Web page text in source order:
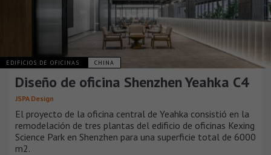
EDIFICIOS DE OFICINAS CHINA
Diseño de oficina Shenzhen Yeahka C4
JSPA Design
El proyecto de la oficina central de Yeahka consistió en la
remodelación de tres plantas del edificio de oficinas Kexing
Science Park en Shenzhen para una superficie total de 6000
m2.